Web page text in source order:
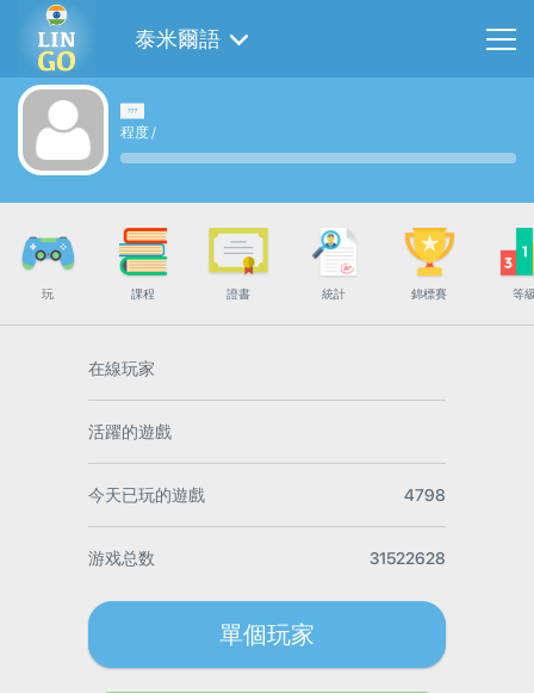
泰米爾語
程度/
玩 課程 證書 統計 錦標賽 等
在線玩家
活躍的遊戲
今天已玩的遊戲 4798
游戏总数 31522628
單個玩家